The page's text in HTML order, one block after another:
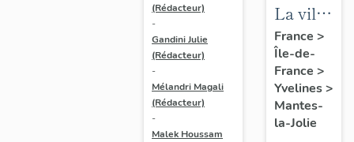
(Rédacteur)
-
Gandini Julie
(Rédacteur)
-
Mélandri Magali
(Rédacteur)
-
Malek Houssam
La ville
de
Mantes-
la-Jolie
France >
Île-de-
France >
Yvelines>
Mantes-
la-Jolie